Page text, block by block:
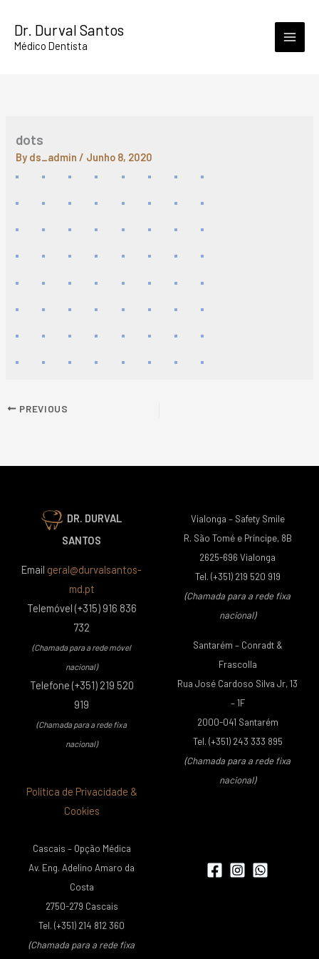
content
Dr. Durval Santos
Médico Dentista
dots
By ds_admin/ Junho 8, 2020
PREVIOUS
DR. DURVAL
SANTOS
Email geral@durvalsantos-
md.pt
Telemóvel (+315) 916 836
732
(Chamada para a rede móvel
nacional)
Telefone (+351) 219 520
919
(Chamada para a rede fixa
nacional)
Política de Privacidade &
Cookies
Vialonga – Safety Smile
R. São Tomé e Príncipe, 8B
2625-696 Vialonga
Tel. (+351) 219 520 919
(Chamada para a rede fixa
nacional)
Santarém – Conradt &
Frascolla
Rua José Cardoso Silva Jr, 13
– 1F
2000-041 Santarém
Tel. (+351) 243 333 895
(Chamada para a rede fixa
nacional)
Cascais – Opção Médica
Av. Eng. Adelino Amaro da
Costa
2750-279 Cascais
Tel. (+351) 214 812 360
(Chamada para a rede fixa